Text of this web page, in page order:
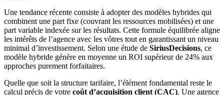
Une tendance récente consiste à adopter des modèles hybrides qui
combinent une part fixe (couvrant les ressources mobilisées) et une
part variable indexée sur les résultats. Cette formule équilibrée aligne
les intérêts de l’agence avec les vôtres tout en garantissant un niveau
minimal d’investissement. Selon une étude de SiriusDecisions, ce
modèle hybride génère en moyenne un ROI supérieur de 24% aux
approches purement forfaitaires.
Quelle que soit la structure tarifaire, l’élément fondamental reste le
calcul précis de votre coût d’acquisition client (CAC). Une agence